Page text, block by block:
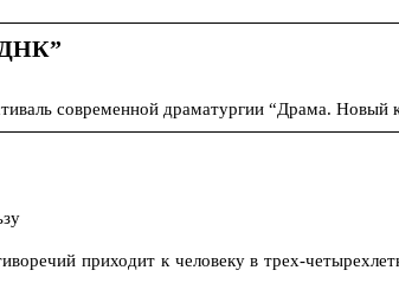
современной драматургии “Драма. Новый
приходит к человеку в трех-